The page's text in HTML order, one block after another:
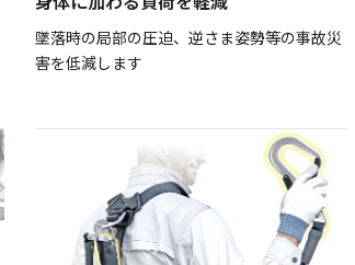
墜落時の局部の圧迫、逆さま姿勢等の事故災
害を低減します